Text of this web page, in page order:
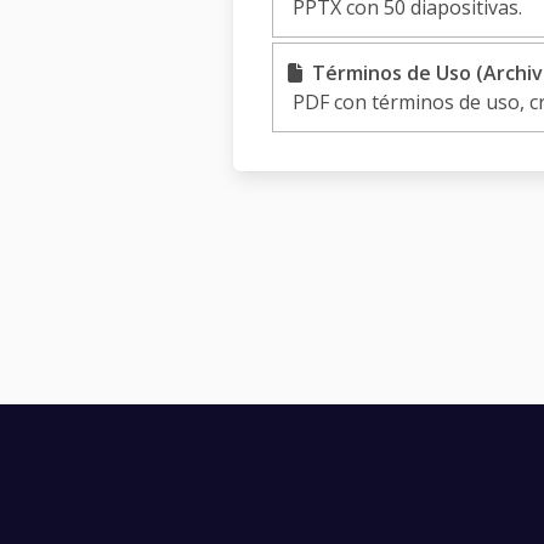
PPTX con 50 diapositivas.
Términos de Uso
PDF con términos de uso,